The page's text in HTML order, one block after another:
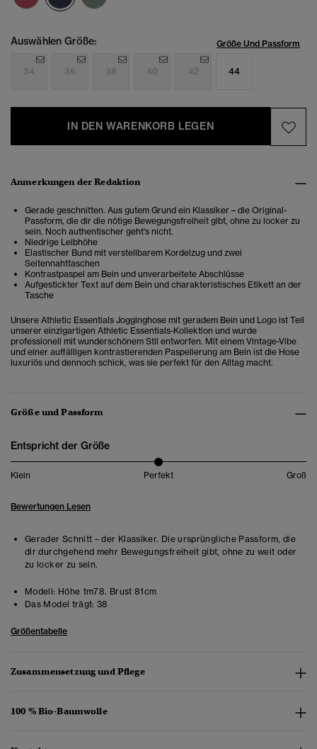
Auswählen Größe: Größe Und Passform
34 36 38 40 42 44
IN DEN WARENKORB LEGEN
Anmerkungen der Redaktion
Gerade geschnitten. Aus gutem Grund ein Klassiker – die Original-
Passform, die dir die nötige Bewegungsfreiheit gibt, ohne zu locker zu
sein. Noch authentischer geht's nicht.
Niedrige Leibhöhe
Elastischer Bund mit verstellbarem Kordelzug und zwei
Seitennahttaschen
Kontrastpaspel am Bein und unverarbeitete Abschlüsse
Aufgestickter Text auf dem Bein und charakteristisches Etikett an der
Tasche
Unsere Athletic Essentials Jogginghose mit geradem Bein und Logo ist Teil
unserer einzigartigen Athletic Essentials-Kollektion und wurde
professionell mit wunderschönem Stil entworfen. Mit einem Vintage-Vibe
und einer auffälligen kontrastierenden Paspelierung am Bein ist die Hose
luxuriös und dennoch schick, was sie perfekt für den Alltag macht.
Größe und Passform
Entspricht der Größe
Klein Perfekt Groß
Bewertungen Lesen
Gerader Schnitt – der Klassiker. Die ursprüngliche Passform, die
dir durchgehend mehr Bewegungsfreiheit gibt, ohne zu weit oder
zu locker zu sein.
Modell: Höhe 1m78. Brust 81cm
Das Model trägt: 38
Größentabelle
Zusammensetzung und Pflege
100 % Bio-Baumwolle